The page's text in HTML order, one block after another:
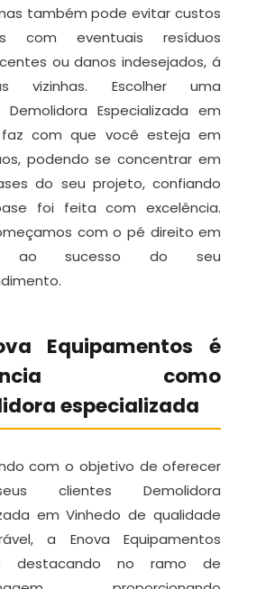
também pode evitar custos
com eventuais resíduos
ou danos indesejados, á
vizinhas. Escolher uma
Demolidora Especializada em
faz com que você esteja em
podendo se concentrar em
do seu projeto, confiando
foi feita com excelência.
com o pé direito em
ao sucesso do seu
Equipamentos é
como
especializada
com o objetivo de oferecer
clientes Demolidora
em Vinhedo de qualidade
a Enova Equipamentos
destacando no ramo de